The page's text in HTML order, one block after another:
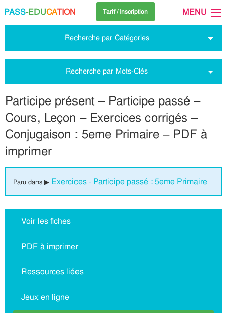
PASS-EDUCATION Tarif / Inscription MENU
Recherche par Catégories
Recherche par Mots-Clés
Participe présent – Participe passé –
Cours, Leçon – Exercices corrigés –
Conjugaison : 5eme Primaire – PDF à
imprimer
Paru dans ▶ Exercices - Participe passé : 5eme Primaire
Voir les fiches
PDF à imprimer
Ressources liées
Jeux en ligne